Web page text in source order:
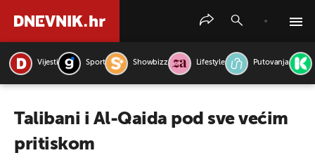
Vijesti Sport Showbizz Lifestyle Putovanja
Talibani i Al-Qaida pod sve većim
pritiskom
PRETRAŽITE VIJESTI